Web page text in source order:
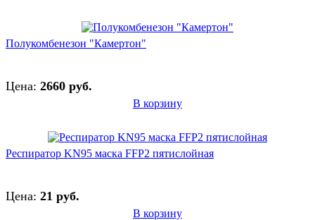
Полукомбенезон "Камертон"
Цена: 2660 руб.
В корзину
Респиратор KN95 маска FFP2 пятислойная
Цена: 21 руб.
В корзину